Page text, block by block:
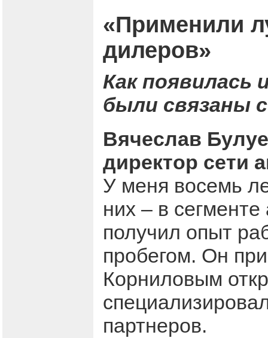
«Применили
дилеров»
Как появилась
были связаны
Вячеслав
директор сети
У меня восемь
них – в
получил опыт
пробегом. Он
Корниловым
партнеров.